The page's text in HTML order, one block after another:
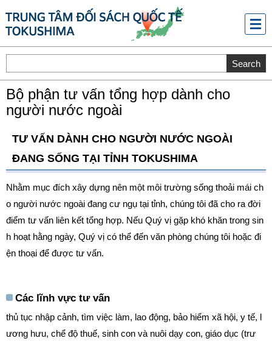
ュー
Bộ phận tư vấn tổng hợp dành cho
người nước ngoài
TƯ VẤN DÀNH CHO NGƯỜI NƯỚC NGOÀI
ĐANG SỐNG TẠI TỈNH TOKUSHIMA
Nhằm mục đích xây dựng nên một môi trường sống thoải mái ch
o người nước ngoài đang cư ngụ tại tỉnh, chúng tôi đã cho ra đời
điểm tư vấn liên kết tổng hợp. Nếu Quý vị gặp khó khăn trong sin
h hoạt hằng ngày, Quý vị có thể đến văn phòng chúng tôi hoặc đi
ện thoại để được tư vấn.
Các lĩnh vực tư vấn
thủ tục nhập cảnh, tìm việc làm, lao động, bảo hiểm xã hội, y tế, l
ương hưu, chể độ thuế, sinh con và nuôi dạy con, giáo dục (trư